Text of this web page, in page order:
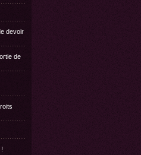
devoir
de